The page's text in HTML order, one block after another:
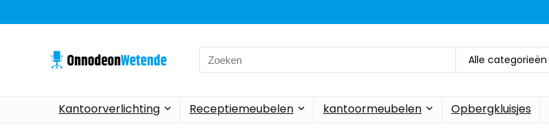
Search
for:
Alle categorieën
Kantoorverlichting Receptiemeubelen kantoormeubelen Opbergkluisjes